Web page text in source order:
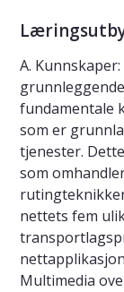
A.
fundamentale
som er
tjenester.
som
nettets fem
Multimedia